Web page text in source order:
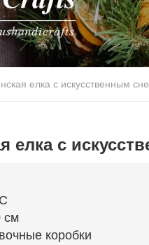
елка с искусственным
елка с
см
коробки